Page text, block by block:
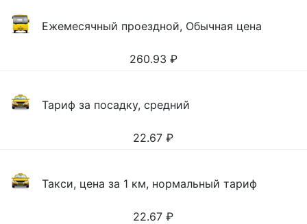
Ежемесячный проездной, Обычная цена
260.93 ₽
Тариф за посадку, средний
22.67 ₽
Такси, цена за 1 км, нормальный тариф
22.67 ₽